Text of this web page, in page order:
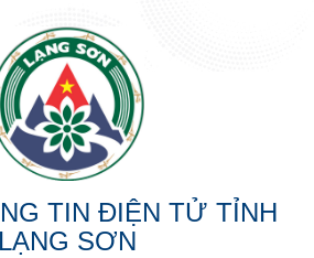
TIN ĐIỆN TỬ TỈNH
LẠNG SƠN